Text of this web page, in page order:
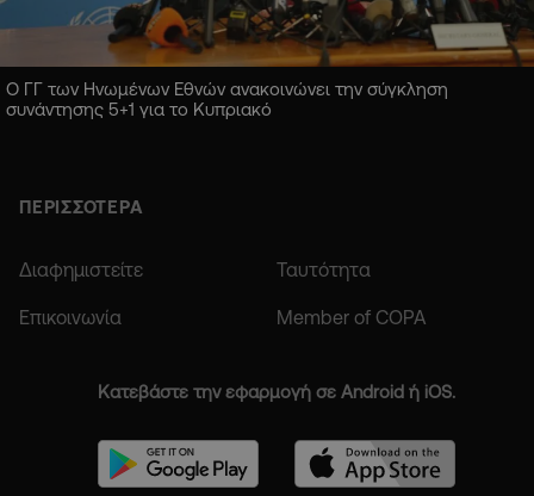
Ο ΓΓ των Ηνωμένων Εθνών ανακοινώνει την σύγκληση
συνάντησης 5+1 για το Κυπριακό
ΠΕΡΙΣΣΟΤΕΡΑ
Διαφημιστείτε Ταυτότητα
Επικοινωνία Member of COPA
Κατεβάστε την εφαρμογή σε Android ή iOS.